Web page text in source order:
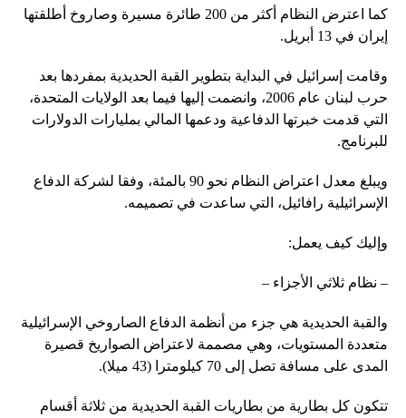
كما اعترض النظام أكثر من 200 طائرة مسيرة وصاروخ أطلقتها
إيران في 13 أبريل.
وقامت إسرائيل في البداية بتطوير القبة الحديدية بمفردها بعد
حرب لبنان عام 2006، وانضمت إليها فيما بعد الولايات المتحدة،
التي قدمت خبرتها الدفاعية ودعمها المالي بمليارات الدولارات
للبرنامج.
ويبلغ معدل اعتراض النظام نحو 90 بالمئة، وفقا لشركة الدفاع
الإسرائيلية رافائيل، التي ساعدت في تصميمه.
وإليك كيف يعمل:
– نظام ثلاثي الأجزاء –
والقبة الحديدية هي جزء من أنظمة الدفاع الصاروخي الإسرائيلية
متعددة المستويات، وهي مصممة لاعتراض الصواريخ قصيرة
المدى على مسافة تصل إلى 70 كيلومترا (43 ميلا).
تتكون كل بطارية من بطاريات القبة الحديدية من ثلاثة أقسام